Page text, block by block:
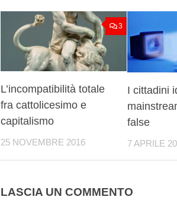
3
L’incompatibilità totale
fra cattolicesimo e
capitalismo
25 NOVEMBRE 2016
I cittadini
false
7 APRILE
LASCIA UN COMMENTO